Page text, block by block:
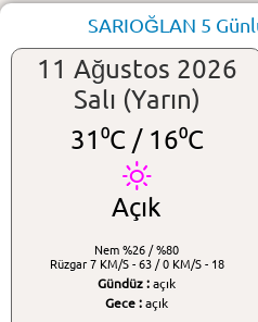
SARIOĞLAN 5
11 Ağustos 2026
Salı (Yarın)
31⁰C /16⁰C
Açık
Nem %26 / %80
Rüzgar 7 KM/S - 63 / 0 KM/S - 18
Gündüz : açık
Gece : açık